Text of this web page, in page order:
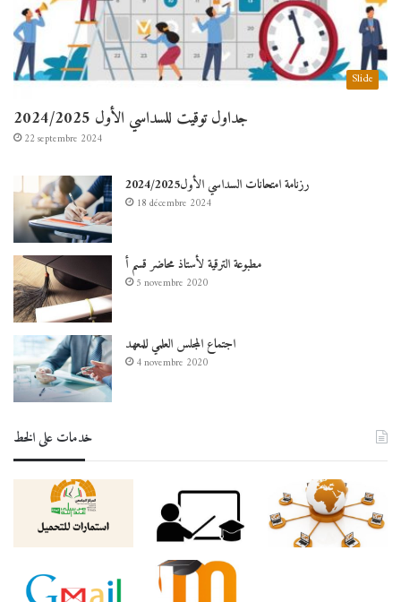
Slide
جداول توقيت للسداسي الأول 2024/2025
22 septembre 2024
رزنامة امتحانات السداسي الأول2024/2025
18 décembre 2024
مطبوعة الترقية لأستاذ محاضر قسم أ
5 novembre 2020
اجتماع المجلس العلمي للمعهد
4 novembre 2020
خدمات على الخط